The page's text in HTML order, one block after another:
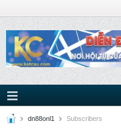
dn88onl1 Subscribers